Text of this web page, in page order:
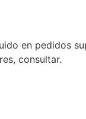
en pedidos
consultar.